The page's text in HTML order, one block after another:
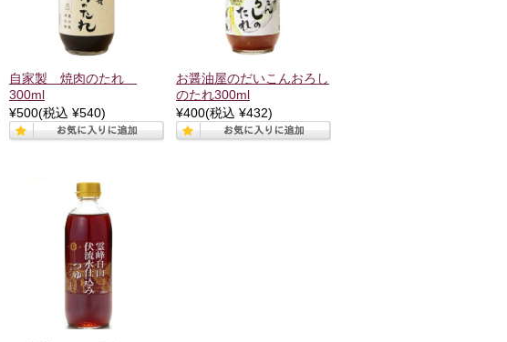
自家製 焼肉のたれ
300ml
¥500(税込 ¥540)
お醤油屋のだいこんおろし
のたれ300ml
¥400(税込 ¥432)